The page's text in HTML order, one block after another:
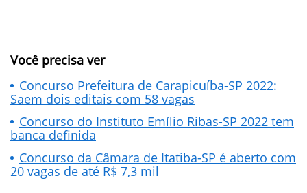
Você precisa ver
Concurso Prefeitura de Carapicuíba-SP 2022:
Saem dois editais com 58 vagas
Concurso do Instituto Emílio Ribas-SP 2022 tem
banca definida
Concurso da Câmara de Itatiba-SP é aberto com
20 vagas de até R$ 7,3 mil